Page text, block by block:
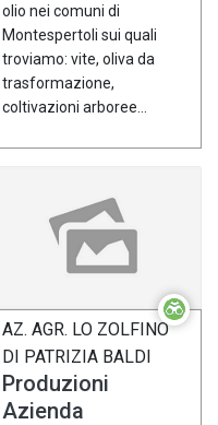
olio nei comuni di
Montespertoli sui quali
troviamo: vite, oliva da
trasformazione,
coltivazioni arboree...
AZ. AGR. LO ZOLFINO
DI PATRIZIA BALDI
Produzioni
Azienda